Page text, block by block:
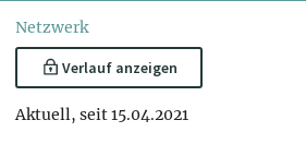
Netzwerk
Verlauf anzeigen
Aktuell, seit 15.04.2021